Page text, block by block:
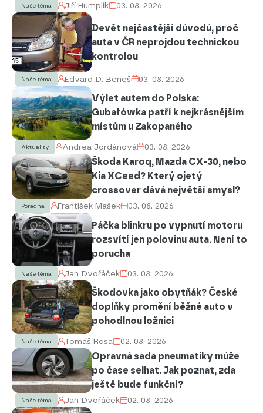
Naše téma Jiří Humplík 03. 08. 2026
Devět nejčastější důvodů, proč
auta v ČR neprojdou technickou
kontrolou
Naše téma Edvard D. Beneš 03. 08. 2026
Výlet autem do Polska:
Gubałówka patří k nejkrásnějším
místům u Zakopaného
Aktuality Andrea Jordánová 03. 08. 2026
Škoda Karoq, Mazda CX-30, nebo
Kia XCeed? Který ojetý
crossover dává největší smysl?
Poradna František Mašek 03. 08. 2026
Páčka blinkru po vypnutí motoru
rozsvítí jen polovinu auta. Není to
porucha
Naše téma Jan Dvořáček 03. 08. 2026
Škodovka jako obytňák? České
doplňky promění běžné auto v
pohodlnou ložnici
Naše téma Tomáš Rosa 02. 08. 2026
Opravná sada pneumatiky může
po čase selhat. Jak poznat, zda
ještě bude funkční?
Naše téma Jan Dvořáček 02. 08. 2026